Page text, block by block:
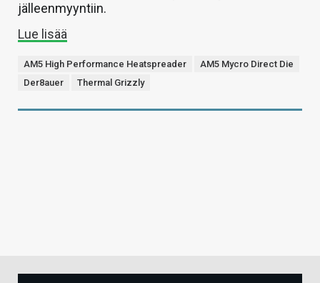
jälleenmyyntiin.
Lue lisää
AM5 High Performance Heatspreader
AM5 Mycro Direct Die
Der8auer
Thermal Grizzly